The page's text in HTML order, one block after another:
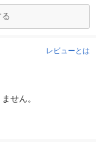
レビューとは
せん。